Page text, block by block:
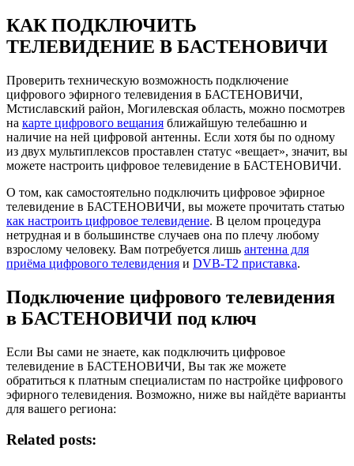
КАК ПОДКЛЮЧИТЬ
ТЕЛЕВИДЕНИЕ В БАСТЕНОВИЧИ
Проверить техническую возможность подключение
цифрового эфирного телевидения в БАСТЕНОВИЧИ,
Мстиславский район, Могилевская область, можно посмотрев
на карте цифрового вещания ближайшую телебашню и
наличие на ней цифровой антенны. Если хотя бы по одному
из двух мультиплексов проставлен статус «вещает», значит, вы
можете настроить цифровое телевидение в БАСТЕНОВИЧИ.
О том, как самостоятельно подключить цифровое эфирное
телевидение в БАСТЕНОВИЧИ, вы можете прочитать статью
как настроить цифровое телевидение. В целом процедура
нетрудная и в большинстве случаев она по плечу любому
взрослому человеку. Вам потребуется лишь антенна для
приёма цифрового телевидения и DVB-T2 приставка.
Подключение цифрового телевидения
в БАСТЕНОВИЧИ под ключ
Если Вы сами не знаете, как подключить цифровое
телевидение в БАСТЕНОВИЧИ, Вы так же можете
обратиться к платным специалистам по настройке цифрового
эфирного телевидения. Возможно, ниже вы найдёте варианты
для вашего региона:
Related posts: